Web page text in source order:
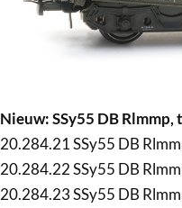
Nieuw: SSy55 DB
20.284.21 SSy55 DB
20.284.22 SSy55 DB
20.284.23 SSy55 DB